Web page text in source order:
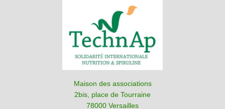
Maison des associations
2bis, place de Tourraine
78000 Versailles